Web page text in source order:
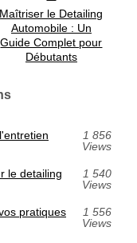
Maîtriser le Detailing
Automobile : Un
Guide Complet pour
Débutants
1 856
Views
le detailing
1 540
Views
pratiques
1 556
Views